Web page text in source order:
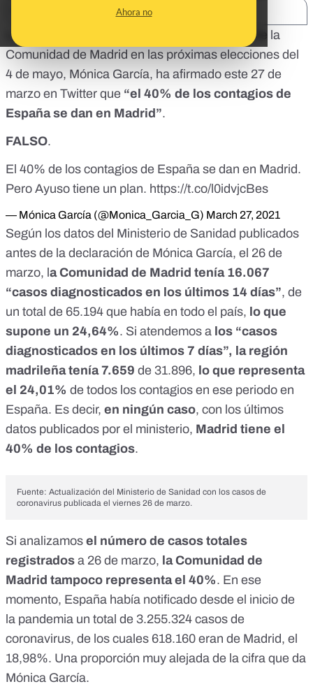
Ahora no
La candidata de Más Madrid a la presidencia de la
Comunidad de Madrid en las próximas elecciones del
4 de mayo, Mónica García, ha afirmado este 27 de
marzo en Twitter que “el 40% de los contagios de
España se dan en Madrid”.
FALSO.
El 40% de los contagios de España se dan en Madrid.
Pero Ayuso tiene un plan. https://t.co/l0idvjcBes
— Mónica García (@Monica_Garcia_G) March 27, 2021
Según los datos del Ministerio de Sanidad publicados
antes de la declaración de Mónica García, el 26 de
marzo, l a Comunidad de Madrid tenía 16.067
“casos diagnosticados en los últimos 14 días”, de
un total de 65.194 que había en todo el país, lo que
supone un 24,64%. Si atendemos a los “casos
diagnosticados en los últimos 7 días”, la región
madrileña tenía 7.659 de 31.896, lo que representa
el 24,01% de todos los contagios en ese periodo en
España. Es decir, en ningún caso, con los últimos
datos publicados por el ministerio, Madrid tiene el
40% de los contagios.
Fuente: Actualización del Ministerio de Sanidad con los casos de
coronavirus publicada el viernes 26 de marzo.
Si analizamos el número de casos totales
registrados a 26 de marzo, la Comunidad de
Madrid tampoco representa el 40%. En ese
momento, España había notificado desde el inicio de
la pandemia un total de 3.255.324 casos de
coronavirus, de los cuales 618.160 eran de Madrid, el
18,98%. Una proporción muy alejada de la cifra que da
Mónica García.